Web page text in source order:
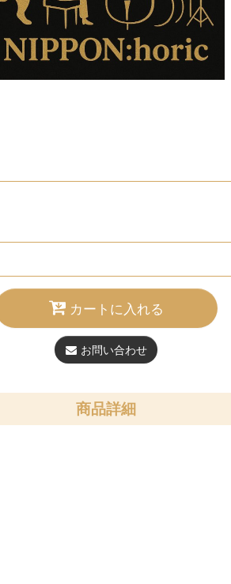
カートに入れる
お問い合わせ
商品詳細